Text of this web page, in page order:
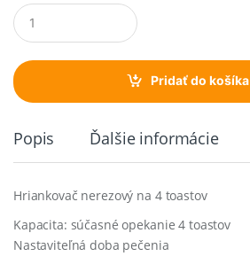
Q
u
a
t
i
Pridať do košíka
Popis Ďalšie informácie
Hriankovač nerezový na 4 toastov
Kapacita: súčasné opekanie 4 toastov
Nastaviteľná doba pečenia